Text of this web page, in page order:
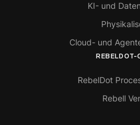
KI- und
Cloud- und
REBELDOT-
RebelDot
Rebell